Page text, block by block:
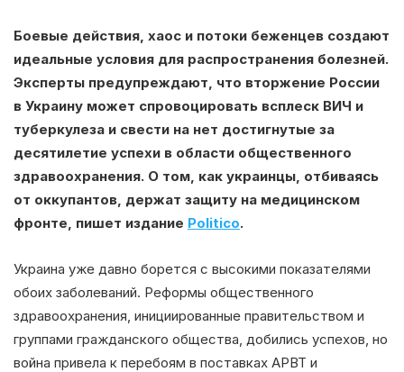
Боевые действия, хаос и потоки беженцев создают
идеальные условия для распространения болезней.
Эксперты предупреждают, что вторжение России
в Украину может спровоцировать всплеск ВИЧ и
туберкулеза и свести на нет достигнутые за
десятилетие успехи в области общественного
здравоохранения. О том, как украинцы, отбиваясь
от оккупантов, держат защиту на медицинском
фронте, пишет издание Politico.
Украина уже давно борется с высокими показателями
обоих заболеваний. Реформы общественного
здравоохранения, инициированные правительством и
группами гражданского общества, добились успехов, но
война привела к перебоям в поставках АРВТ и